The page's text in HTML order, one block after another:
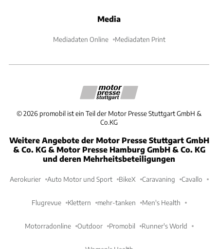
Media
Mediadaten Online Mediadaten Print
©2026 promobil ist ein Teil der Motor Presse Stuttgart GmbH &
Co.KG
Weitere Angebote der Motor Presse Stuttgart GmbH
& Co. KG & Motor Presse Hamburg GmbH & Co. KG
und deren Mehrheitsbeteiligungen
Aerokurier Auto Motor und Sport BikeX Caravaning Cavallo
Flugrevue Klettern mehr-tanken Men's Health
Motorradonline Outdoor Promobil Runner's World